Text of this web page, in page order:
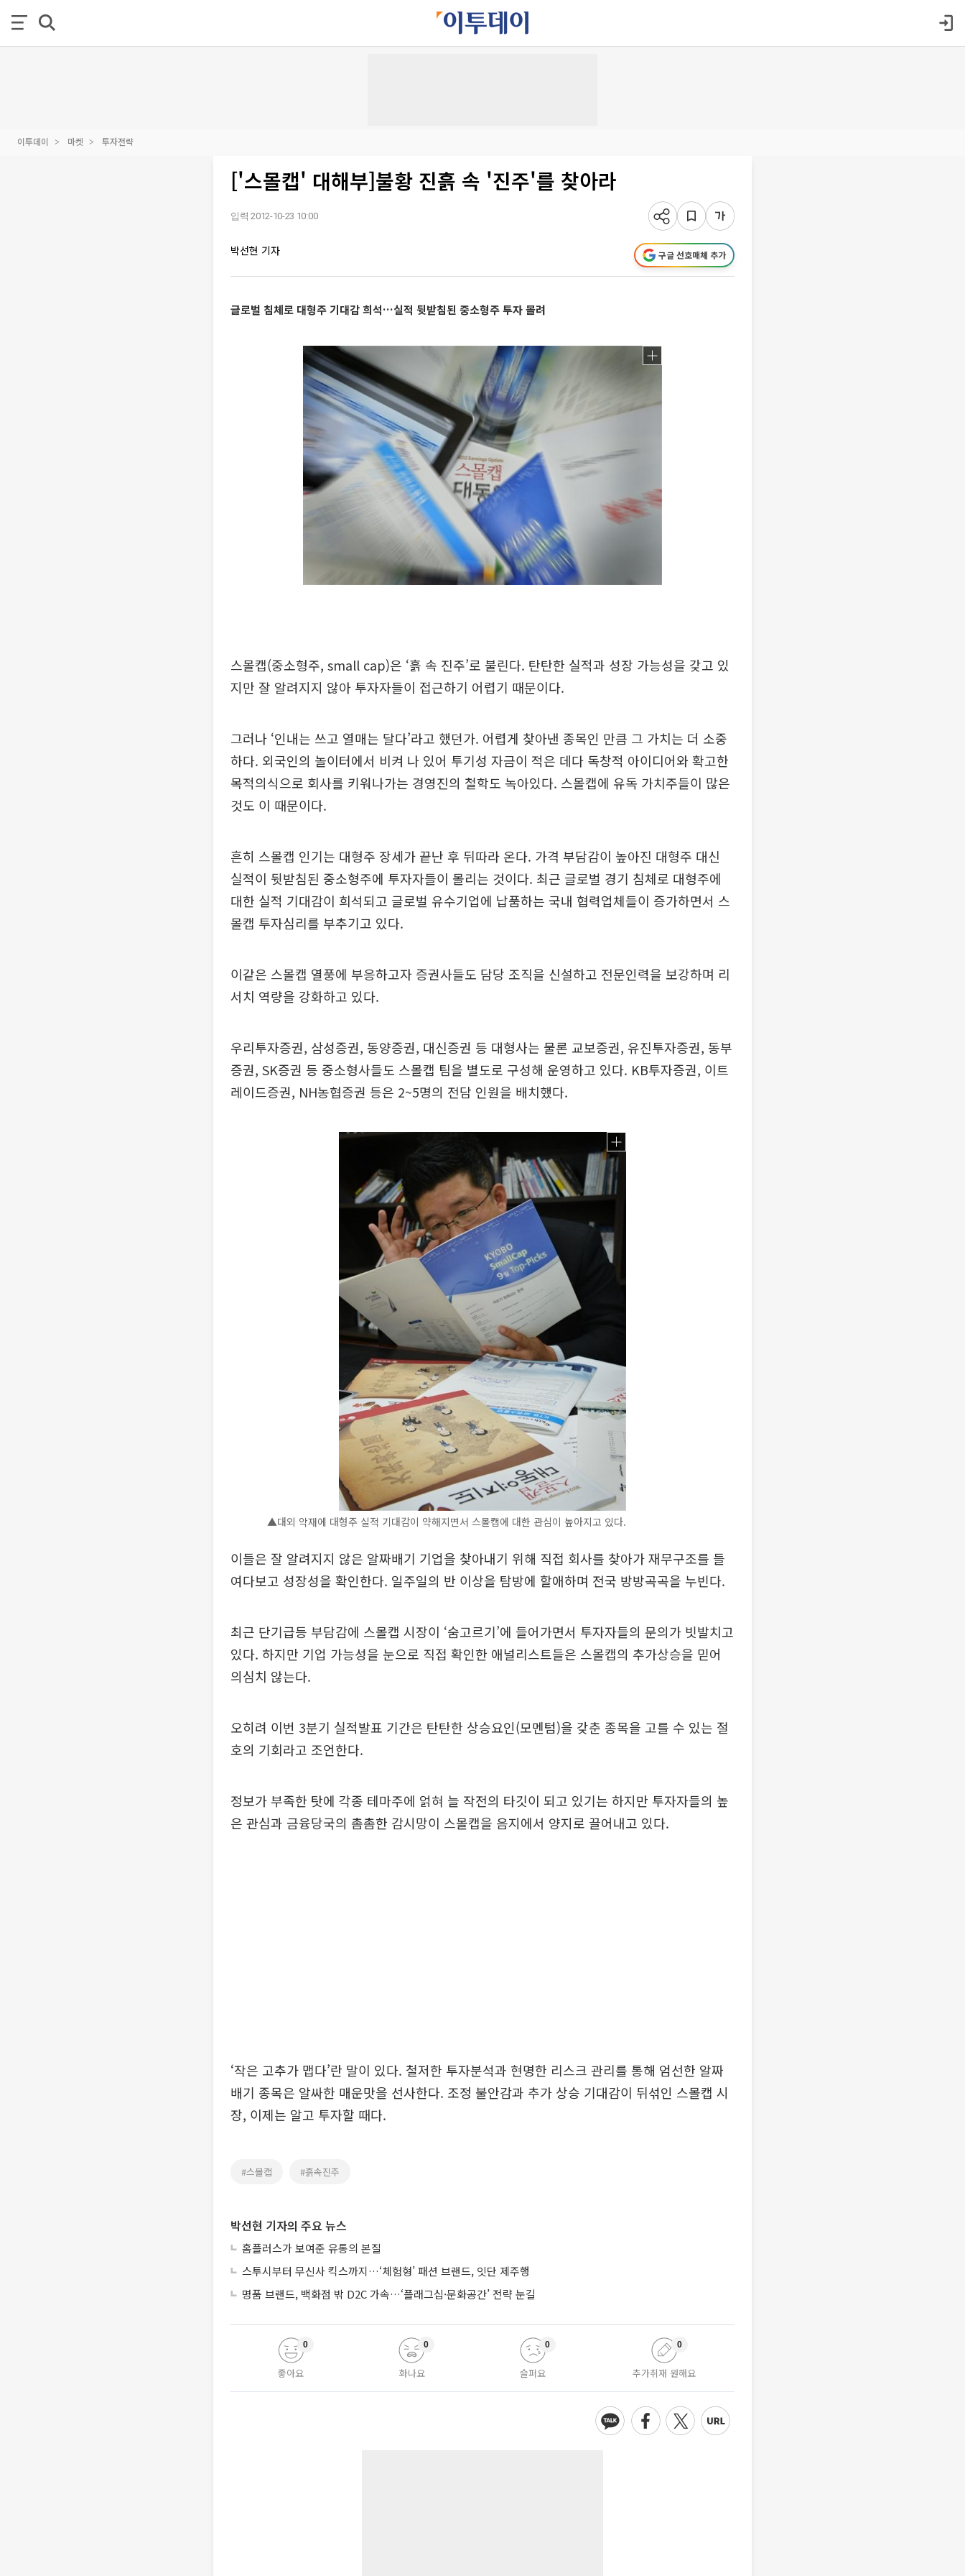
이투데이 마켓 투자전략
['스몰캡' 대해부]불황 진흙 속 '진주'를 찾아라
입력 2012-10-23 10:00
박선현 기자 구글 선호매체 추가
글로벌 침체로 대형주 기대감 희석…실적 뒷받침된 중소형주 투자 몰려
스몰캡(중소형주, small cap)은 ‘흙 속 진주’로 불린다. 탄탄한 실적과 성장 가능성을 갖고 있
지만 잘 알려지지 않아 투자자들이 접근하기 어렵기 때문이다.
그러나 ‘인내는 쓰고 열매는 달다’라고 했던가. 어렵게 찾아낸 종목인 만큼 그 가치는 더 소중
하다. 외국인의 놀이터에서 비켜 나 있어 투기성 자금이 적은 데다 독창적 아이디어와 확고한
목적의식으로 회사를 키워나가는 경영진의 철학도 녹아있다. 스몰캡에 유독 가치주들이 많은
것도 이 때문이다.
흔히 스몰캡 인기는 대형주 장세가 끝난 후 뒤따라 온다. 가격 부담감이 높아진 대형주 대신
실적이 뒷받침된 중소형주에 투자자들이 몰리는 것이다. 최근 글로벌 경기 침체로 대형주에
대한 실적 기대감이 희석되고 글로벌 유수기업에 납품하는 국내 협력업체들이 증가하면서 스
몰캡 투자심리를 부추기고 있다.
이같은 스몰캡 열풍에 부응하고자 증권사들도 담당 조직을 신설하고 전문인력을 보강하며 리
서치 역량을 강화하고 있다.
우리투자증권, 삼성증권, 동양증권, 대신증권 등 대형사는 물론 교보증권, 유진투자증권, 동부
증권, SK증권 등 중소형사들도 스몰캡 팀을 별도로 구성해 운영하고 있다. KB투자증권, 이트
레이드증권, NH농협증권 등은 2~5명의 전담 인원을 배치했다.
▲대외 악재에 대형주 실적 기대감이 약해지면서 스몰캡에 대한 관심이 높아지고 있다.
이들은 잘 알려지지 않은 알짜배기 기업을 찾아내기 위해 직접 회사를 찾아가 재무구조를 들
여다보고 성장성을 확인한다. 일주일의 반 이상을 탐방에 할애하며 전국 방방곡곡을 누빈다.
최근 단기급등 부담감에 스몰캡 시장이 ‘숨고르기’에 들어가면서 투자자들의 문의가 빗발치고
있다. 하지만 기업 가능성을 눈으로 직접 확인한 애널리스트들은 스몰캡의 추가상승을 믿어
의심치 않는다.
오히려 이번 3분기 실적발표 기간은 탄탄한 상승요인(모멘텀)을 갖춘 종목을 고를 수 있는 절
호의 기회라고 조언한다.
정보가 부족한 탓에 각종 테마주에 얽혀 늘 작전의 타깃이 되고 있기는 하지만 투자자들의 높
은 관심과 금융당국의 촘촘한 감시망이 스몰캡을 음지에서 양지로 끌어내고 있다.
‘작은 고추가 맵다’란 말이 있다. 철저한 투자분석과 현명한 리스크 관리를 통해 엄선한 알짜
배기 종목은 알싸한 매운맛을 선사한다. 조정 불안감과 추가 상승 기대감이 뒤섞인 스몰캡 시
장, 이제는 알고 투자할 때다.
#스몰캡 #흙속진주
박선현 기자의 주요 뉴스
홈플러스가 보여준 유통의 본질
스투시부터 무신사 킥스까지…‘체험형’ 패션 브랜드, 잇단 제주행
명품 브랜드, 백화점 밖 D2C 가속…‘플래그십·문화공간’ 전략 눈길
좋아요
0
화나요
0
슬퍼요
0
추가취재 원해요
0